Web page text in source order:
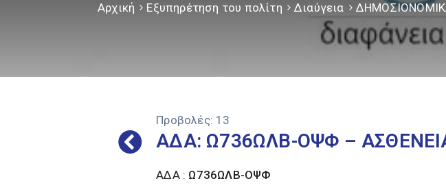
Αρχική Εξυπηρέτηση του πολίτη Διαύγεια
Προβολές: 13
ΑΔΑ: Ω736ΩΛΒ-ΟΨΦ –
ΑΔΑ : Ω736ΩΛΒ-ΟΨΦ